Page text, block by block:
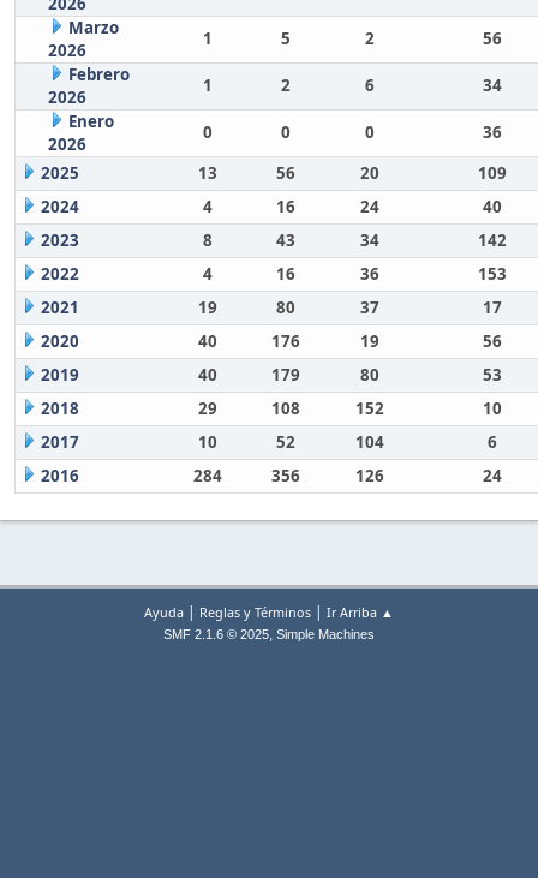
Marzo
2026
1 5 2
56
Febrero
2026
1 2 6
34
Enero
2026
0 0 0
36
2025
13 56 20
109
2024
4 16 24
40
2023
8 43 34
142
2022
4 16 36
153
2021
19 80 37
17
2020
40 176 19
56
2019
40 179 80
53
2018
29 108 152
10
2017
10 52 104
6
2016
284 356 126 24
Ayuda | Reglas y Términos | Ir Arriba ▲
SMF 2.1.6 © 2025, Simple Machines